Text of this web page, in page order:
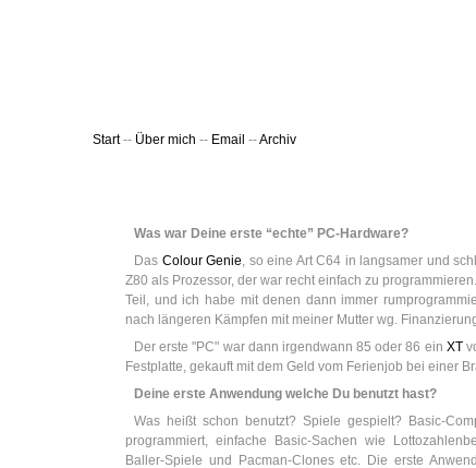
Start-- Über mich -- Email --Archiv
Was war Deine erste “echte” PC-Hardware?
Das Colour Genie, so eine Art C64 in langsamer und
Z80 als Prozessor, der war recht einfach zu
Teil, und ich habe mit denen dann immer
nach längeren Kämpfen mit meiner Mutter wg.
Der erste "PC" war dann irgendwann 85 oder 86 ein XT
Festplatte, gekauft mit dem Geld vom Ferienjob bei einer
Deine erste Anwendung welche Du benutzt hast?
Was heißt schon benutzt? Spiele gespielt? Basic-
programmiert, einfache Basic-Sachen wie
Baller-Spiele und Pacman-Clones etc. Die erste